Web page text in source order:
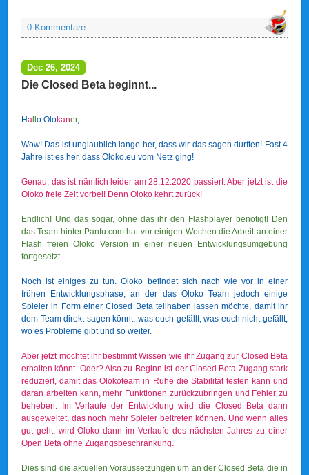
0 Kommentare
Dec 26, 2024
Die Closed Beta beginnt...
Ha o Olokaner,
Wow! Das ist unglaublich lange her, dass wir das sagen durften! Fast 4
Jahre ist es her, dass Oloko.eu vom Netz ging!
Genau, das ist nämlich leider am 28.12.2020 passiert. Aber jetzt ist die
Oloko freie Zeit vorbei! Denn Oloko kehrt zurück!
Endlich! Und das sogar, ohne das ihr den Flashplayer benötigt! Den
das Team hinter Panfu.com hat vor einigen Wochen die Arbeit an einer
Flash freien Oloko Version in einer neuen Entwicklungsumgebung
fortgesetzt.
Noch ist einiges zu tun. Oloko befindet sich nach wie vor in einer
frühen Entwicklungsphase, an der das Oloko Team jedoch einige
Spieler in Form einer Closed Beta teilhaben lassen möchte, damit ihr
dem Team direkt sagen könnt, was euch gefällt, was euch nicht gefällt,
wo es Probleme gibt und so weiter.
Aber jetzt möchtet ihr bestimmt Wissen wie ihr Zugang zur Closed Beta
erhalten könnt. Oder? Also zu Beginn ist der Closed Beta Zugang stark
reduziert, damit das Olokoteam in Ruhe die Stabilität testen kann und
daran arbeiten kann, mehr Funktionen zurückzubringen und Fehler zu
beheben. Im Verlaufe der Entwicklung wird die Closed Beta dann
ausgeweitet, das noch mehr Spieler beitreten können. Und wenn alles
gut geht, wird Oloko dann im Verlaufe des nächsten Jahres zu einer
Open Beta ohne Zugangsbeschränkung.
Dies sind die aktuellen Voraussetzungen um an der Closed Beta die in